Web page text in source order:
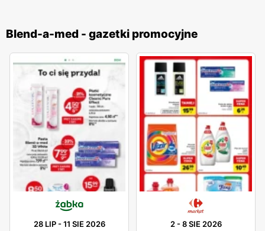
Blend-a-med - gazetki promocyjne
28 LIP-11 SIE 2026 2-8 SIE 2026